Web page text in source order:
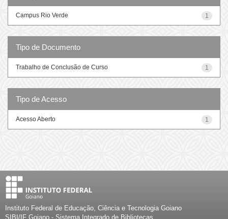
1
Campus Rio Verde
Tipo de Documento
1
Trabalho de Conclusão de Curso
Tipo de Acesso
1
Acesso Aberto
Instituto Federal de Educação, Ciência e Tecnologia Goiano
SIBI/IF Goiano - Sistema Integrado de Bibliotecas